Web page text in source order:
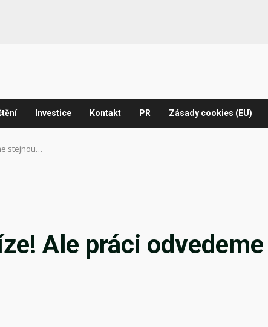
Investice Kontakt PR Zásady cookies (EU)
stejnou…
Ale práci odvedeme